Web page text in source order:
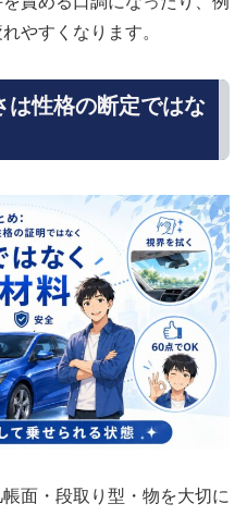
やすくなります。
は性格の断定ではな
面・段取り型・物を大切に